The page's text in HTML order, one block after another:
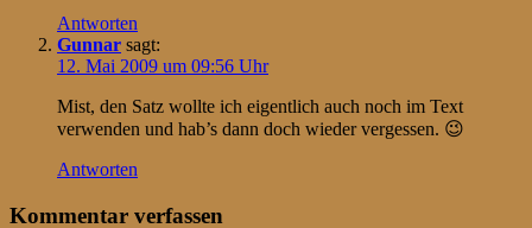
Antworten
Gunnar sagt:
12. Mai 2009 um 09:56 Uhr
Mist, den Satz wollte ich eigentlich auch noch im Text
verwenden und hab’s dann doch wieder vergessen. 😉
Antworten
Kommentar verfassen